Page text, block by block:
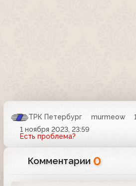
ТРК Петербург murmeow
1 ноября 2023, 23:59
Есть проблема?
Комментарии 0